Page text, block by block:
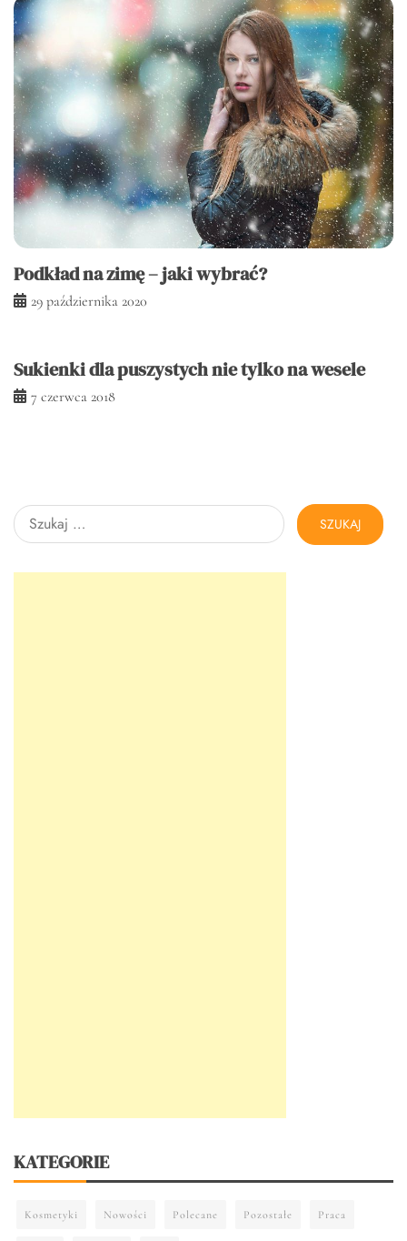
Podkład na zimę – jaki wybrać?
29 października 2020
Sukienki dla puszystych nie tylko na wesele
7 czerwca 2018
Szukaj:
KATEGORIE
Kosmetyki Nowości Polecane Pozostałe Praca